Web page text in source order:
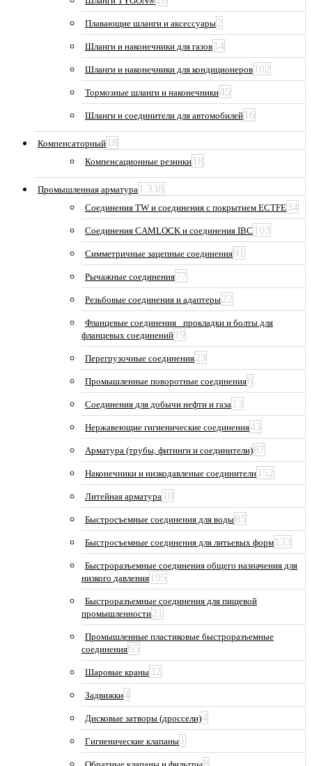
Плавающие шланги и аксессуары2
Шланги и наконечники для газов 14
Шланги и наконечники для кондиционеров 102
Тормозные шланги и наконечники45
Шланги и соединители для автомобилей 16
Компенсаторный 18
Компенсационные резинки 18
Промышленная арматура 1 338
Соединения TW и соединения с покрытием ECTFE34
Соединения CAMLOCK и соединения IBC 103
Симметричные зацепные соединения91
Рычажные соединения77
Резьбовые соединения и адаптеры22
Фланцевые соединения_ прокладки и болты для
фланцевых соединений 19
Перегрузочные соединения23
Промышленные поворотные соединения6
Соединения для добычи нефти и газа 13
Нержавеющие гигиенические соединения43
Арматура (трубы, фитинги и соединители)87
Наконечники и низкодавленые соединители 152
Литейная арматура 10
Быстросъемные соединения для воды85
Быстросъемные соединения для литьевых форм 133
Быстроразъемные соединения общего назначения для
низкого давления 195
Быстроразъемные соединения для пищевой
промышленности21
Промышленные пластиковые быстроразъемные
соединения65
Шаровые краны32
Задвижки4
Дисковые затворы (дроссели)4
Гигиенические клапаны 1